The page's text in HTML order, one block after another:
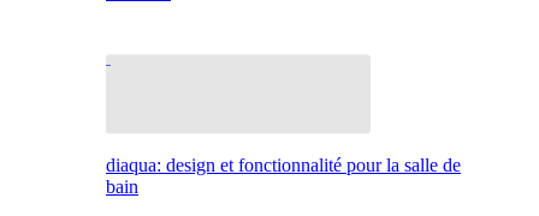
diaqua: design et fonctionnalité pour la salle de
bain